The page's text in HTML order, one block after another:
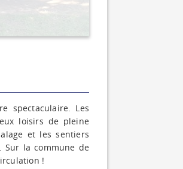
spectaculaire. Les
loisirs de pleine
et les sentiers
Sur la commune de
!